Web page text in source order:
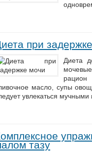
при
Диета
рацион
масло, супы
увлекаться
тазу